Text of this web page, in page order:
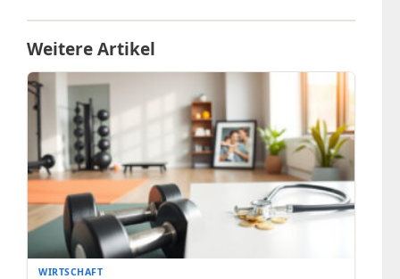
Weitere Artikel
WIRTSCHAFT